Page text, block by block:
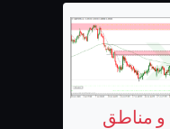
و مناطق